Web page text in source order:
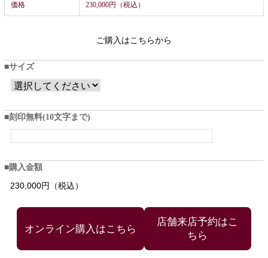
価格 230,000円（税込）
ご購入はこちらから
サイズ
刻印無料(10文字まで)
購入金額
230,000円（税込）
店舗来店予約はこ
ちら